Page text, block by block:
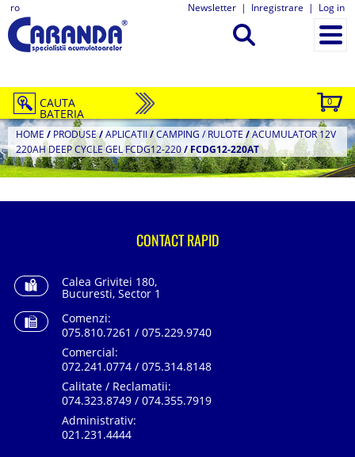
ro Newsletter | Inregistrare | Log in
0
CAUTA
BATERIA
HOME / PRODUSE/APLICATII/CAMPING / RULOTE /ACUMULATOR 12V
220AH DEEP CYCLE GEL FCDG12-220/FCDG12-220AT
CONTACT RAPID
Calea Grivitei 180,
Bucuresti, Sector 1
Comenzi:
075.810.7261 / 075.229.9740
Comercial:
072.241.0774 / 075.314.8148
Calitate / Reclamatii:
074.323.8749 / 074.355.7919
Administrativ:
021.231.4444